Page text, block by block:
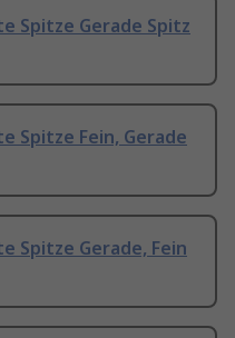
Spitze Gerade Spitz
Spitze Fein, Gerade
Spitze Gerade, Fein